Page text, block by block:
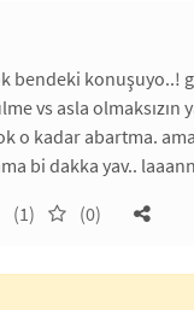
bendeki konuşuyo..!
vs asla olmaksızın
o kadar abartma.
bi dakka yav..
(1)
(0)